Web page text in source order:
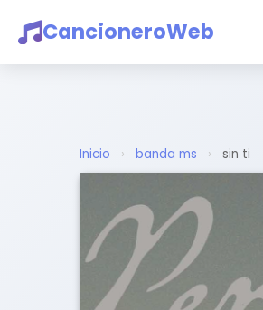
CancioneroWeb
Inicio › banda ms › sin ti